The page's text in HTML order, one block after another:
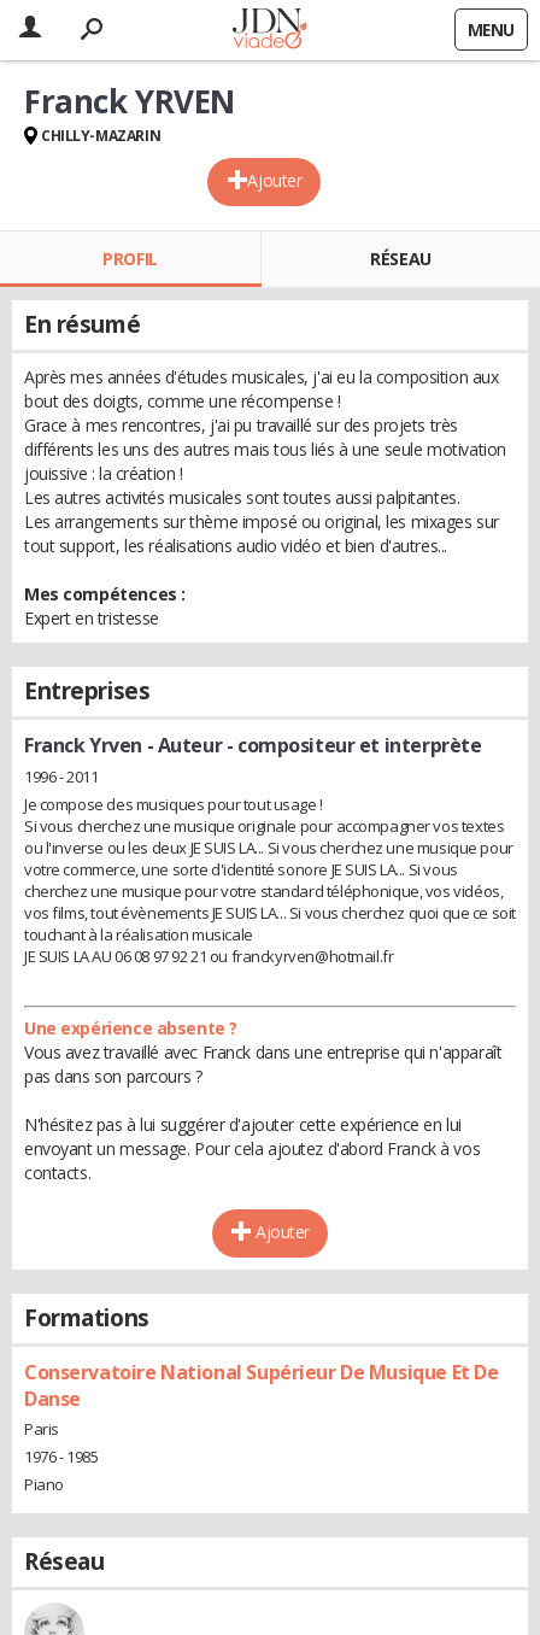
MENU
Ajouter
Franck YRVEN
CHILLY-MAZARIN
PROFIL RÉSEAU
En résumé
Après mes années d'études musicales, j'ai eu la composition aux
bout des doigts, comme une récompense !
Grace à mes rencontres, j'ai pu travaillé sur des projets très
différents les uns des autres mais tous liés à une seule motivation
jouissive : la création !
Les autres activités musicales sont toutes aussi palpitantes.
Les arrangements sur thème imposé ou original, les mixages sur
tout support, les réalisations audio vidéo et bien d'autres...
Mes compétences :
Expert en tristesse
Entreprises
Franck Yrven - Auteur - compositeur et interprète
1996 - 2011
Je compose des musiques pour tout usage !
Si vous cherchez une musique originale pour accompagner vos textes
ou l'inverse ou les deux JE SUIS LA... Si vous cherchez une musique pour
votre commerce, une sorte d'identité sonore JE SUIS LA... Si vous
cherchez une musique pour votre standard téléphonique, vos vidéos,
vos films, tout évènements JE SUIS LA... Si vous cherchez quoi que ce soit
touchant à la réalisation musicale
JE SUIS LA AU 06 08 97 92 21 ou franckyrven@hotmail.fr
Une expérience absente ?
Vous avez travaillé avec Franck dans une entreprise qui n'apparaît
pas dans son parcours ?
N'hésitez pas à lui suggérer d'ajouter cette expérience en lui
envoyant un message. Pour cela ajoutez d'abord Franck à vos
contacts.
Ajouter
Formations
Conservatoire National Supérieur De Musique Et De
Danse
Paris
1976 - 1985
Piano
Réseau